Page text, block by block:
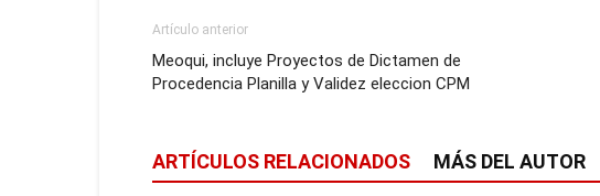
Artículo anterior
Meoqui, incluye Proyectos de Dictamen de
Procedencia Planilla y Validez eleccion CPM
ARTÍCULOS RELACIONADOS MÁS DEL AUTOR